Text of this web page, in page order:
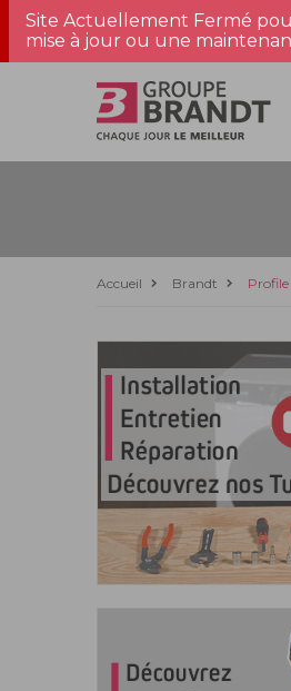
Site Actuellement Fermé
mise à jour ou une
Accueil Brandt Profile